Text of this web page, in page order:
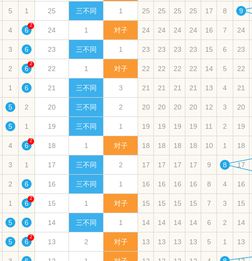
5 1 25 三不同 1 25 25 25 25 17 8 9
4 6
2
24 1 对子 24 24 24 24 16 7 24
3 6 23 三不同 1 23 23 23 23 15 6 23
2 6
2
22 1 对子 22 22 22 22 14 5 22
1 6 21 三不同 3 21 21 21 21 13 4 21
5 2 20 三不同 2 20 20 20 20 12 3 20
5 1 19 三不同 1 19 19 19 19 11 2 19
4 6
2
18 1 对子 18 18 18 18 10 1 18
3 1 17 三不同 2 17 17 17 17 9 8 17
2 6 16 三不同 1 16 16 16 16 8 4 16
1 6
2
15 1 对子 15 15 15 15 7 3 15
5 6 14 三不同 1 14 14 14 14 6 2 14
5 6
2
13 2 对子 13 13 13 13 5 1 13